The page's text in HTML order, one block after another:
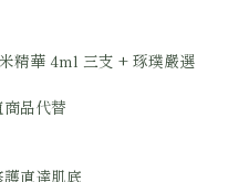
精華 4ml 三支 + 琢璞嚴選
品代替
直達肌底